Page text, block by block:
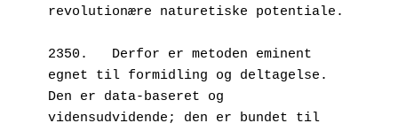
2350.   Derfor er metoden eminent
egnet til formidling og deltagelse.
Den er data-baseret og
vidensudvidende; den er bundet til